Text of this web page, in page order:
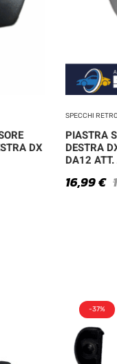
DX
SPECCHI
PIASTRA
DESTRA
DA12 ATT.
16,99€
-37%